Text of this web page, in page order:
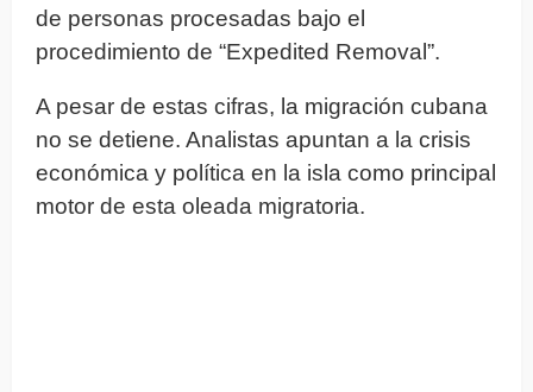
de personas procesadas bajo el
procedimiento de “Expedited Removal”.
A pesar de estas cifras, la migración cubana
no se detiene. Analistas apuntan a la crisis
económica y política en la isla como principal
motor de esta oleada migratoria.